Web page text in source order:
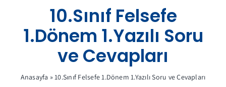
10.Sınıf Felsefe
1.Dönem 1.Yazılı Soru
ve Cevapları
Anasayfa »10.Sınıf Felsefe 1.Dönem 1.Yazılı Soru ve Cevapları